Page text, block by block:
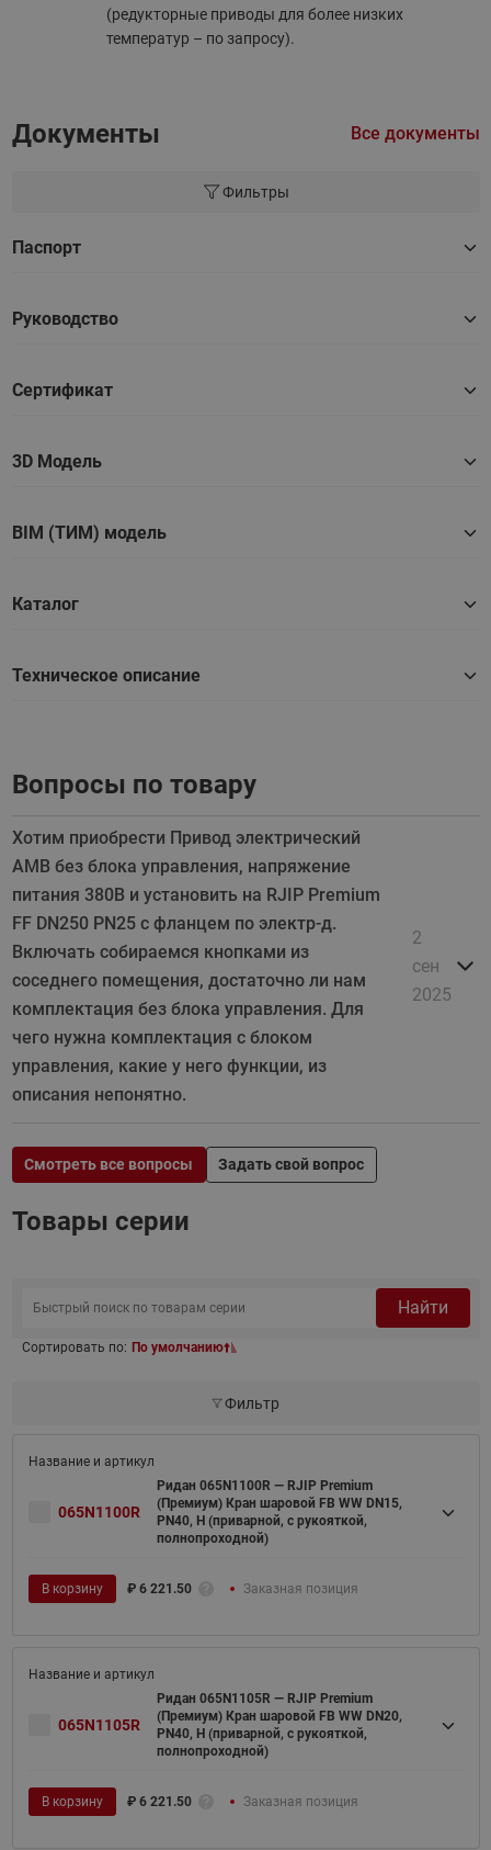
(редукторные приводы для более низких
температур – по запросу).
Документы Все документы
Фильтры
Паспорт
Руководство
Сертификат
3D Модель
BIM (ТИМ) модель
Каталог
Техническое описание
Вопросы по товару
Хотим приобрести Привод электрический
АМВ без блока управления, напряжение
питания 380В и установить на RJIP Premium
FF DN250 PN25 с фланцем по электр-д.
Включать собираемся кнопками из
соседнего помещения, достаточно ли нам
комплектация без блока управления. Для
чего нужна комплектация с блоком
управления, какие у него функции, из
описания непонятно.
2
сен
2025
Смотреть все вопросы Задать свой вопрос
Товары серии
Найти
Сортировать по: По умолчанию
Фильтр
065N1100R
Ридан 065N1100R — RJIP Premium
(Премиум) Кран шаровой FB WW DN15,
PN40, H (приварной, с рукояткой,
полнопроходной)
В корзину ₽ 6 221.50 Заказная позиция
065N1105R
Ридан 065N1105R — RJIP Premium
(Премиум) Кран шаровой FB WW DN20,
PN40, H (приварной, с рукояткой,
полнопроходной)
В корзину ₽ 6 221.50 Заказная позиция